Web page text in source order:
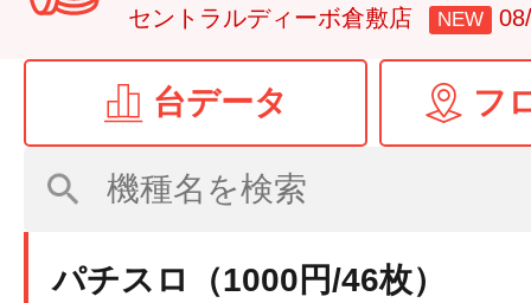
セントラルディーボ倉敷店 NEW
台データ フ
パチスロ（1000円/46枚）